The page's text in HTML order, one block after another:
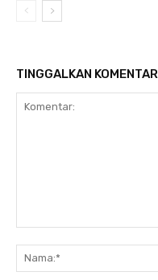
TINGGALKAN KOMENTAR